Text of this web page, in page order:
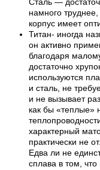
намного
корпус имеет
Титан- иногда
он активно
благодаря
достаточно
используются
и сталь, не
и не вызывает
как бы «теплые»
характерный
практически не
Едва ли не
сплава в том,